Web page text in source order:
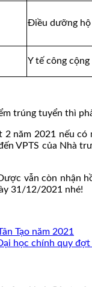
Điều dưỡng hộ
Y tế công cộng
trúng tuyển thì
năm 2021 nếu
VPTS của Nhà
vẫn còn nhận
31/12/2021 nhé!
Tạo năm 2021
học chính quy đợt